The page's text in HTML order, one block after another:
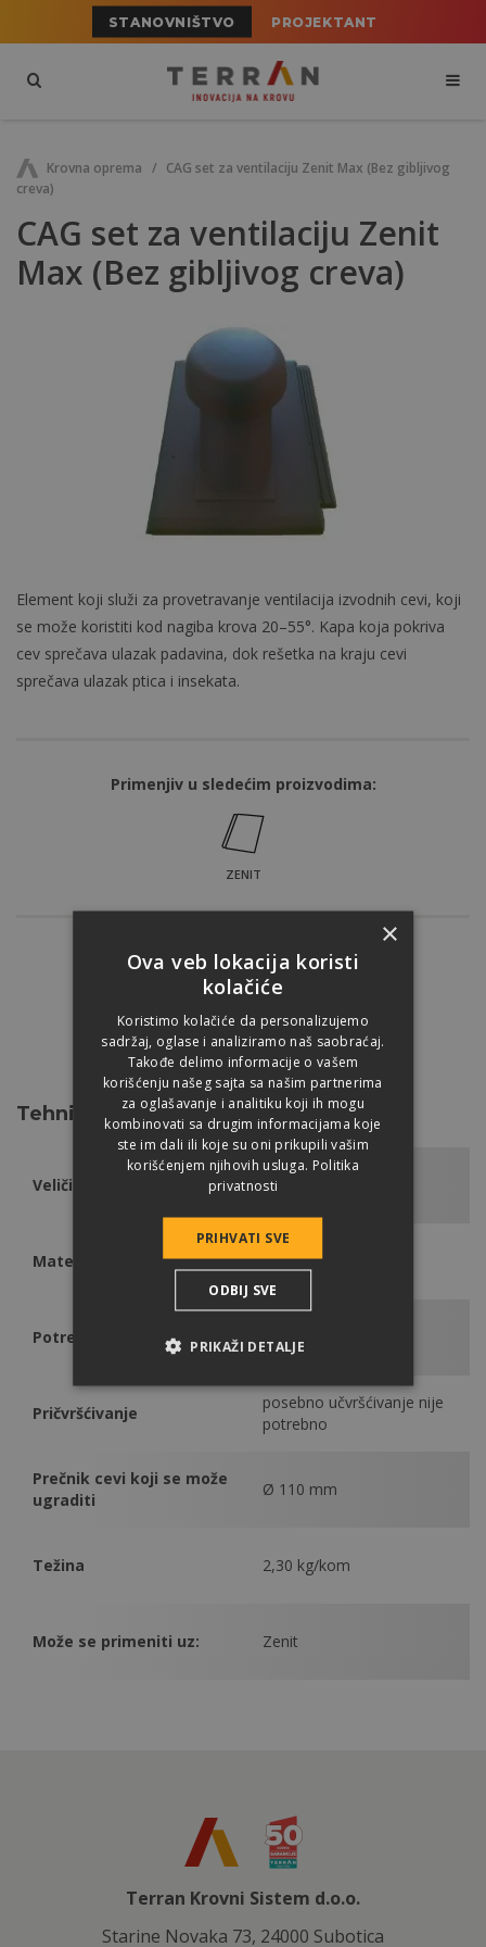
STANOVNIŠTVO PROJEKTANT
Krovna oprema
CAG set za ventilaciju Zenit Max (Bez gibljivog
creva)
CAG set za ventilaciju Zenit
Max (Bez gibljivog creva)
Element koji služi za provetravanje ventilacija izvodnih cevi, koji
se može koristiti kod nagiba krova 20–55°. Kapa koja pokriva
cev sprečava ulazak padavina, dok rešetka na kraju cevi
sprečava ulazak ptica i insekata.
Primenjiv u sledećim proizvodima:
ZENIT
Nijansa:
SIVA CRNA SMEĐA
Tehničke podatke
Veličina 330 x 420 mm
Materijal PVC
Potrebna količina po ventilaciji 1 kom
Pričvršćivanje
posebno učvršćivanje nije
potrebno
Prečnik cevi koji se može
ugraditi
Ø 110 mm
Težina 2,30 kg/kom
Može se primeniti uz: Zenit
Terran Krovni Sistem d.o.o.
Starine Novaka 73, 24000 Subotica
×
Ova veb lokacija koristi
kolačiće
Koristimo kolačiće da personalizujemo
sadržaj, oglase i analiziramo naš saobraćaj.
Takođe delimo informacije o vašem
korišćenju našeg sajta sa našim partnerima
za oglašavanje i analitiku koji ih mogu
kombinovati sa drugim informacijama koje
ste im dali ili koje su oni prikupili vašim
korišćenjem njihovih usluga. Politika
privatnosti
PRIHVATI SVE
ODBIJ SVE
PRIKAŽI DETALJE